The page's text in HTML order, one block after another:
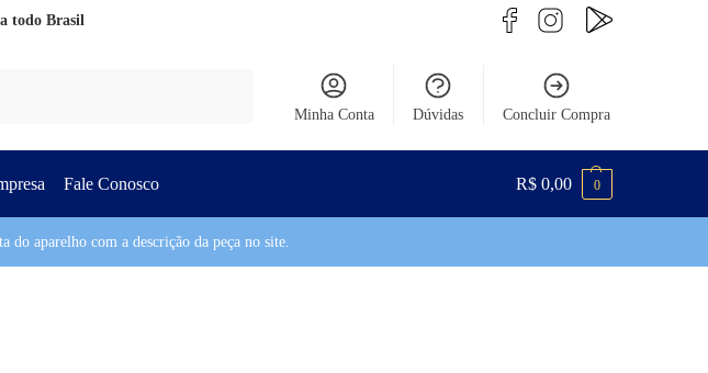
todo Brasil
Minha Conta Dúvidas Concluir Compra
Fale Conosco R$ 0,00 0
aparelho com a descrição da peça no site.